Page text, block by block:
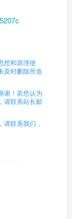
想和原理使
及时删除所造
谢！若您认为
请联系站长邮
联系我们，